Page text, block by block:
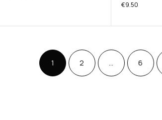
€9.50
1 2 … 6